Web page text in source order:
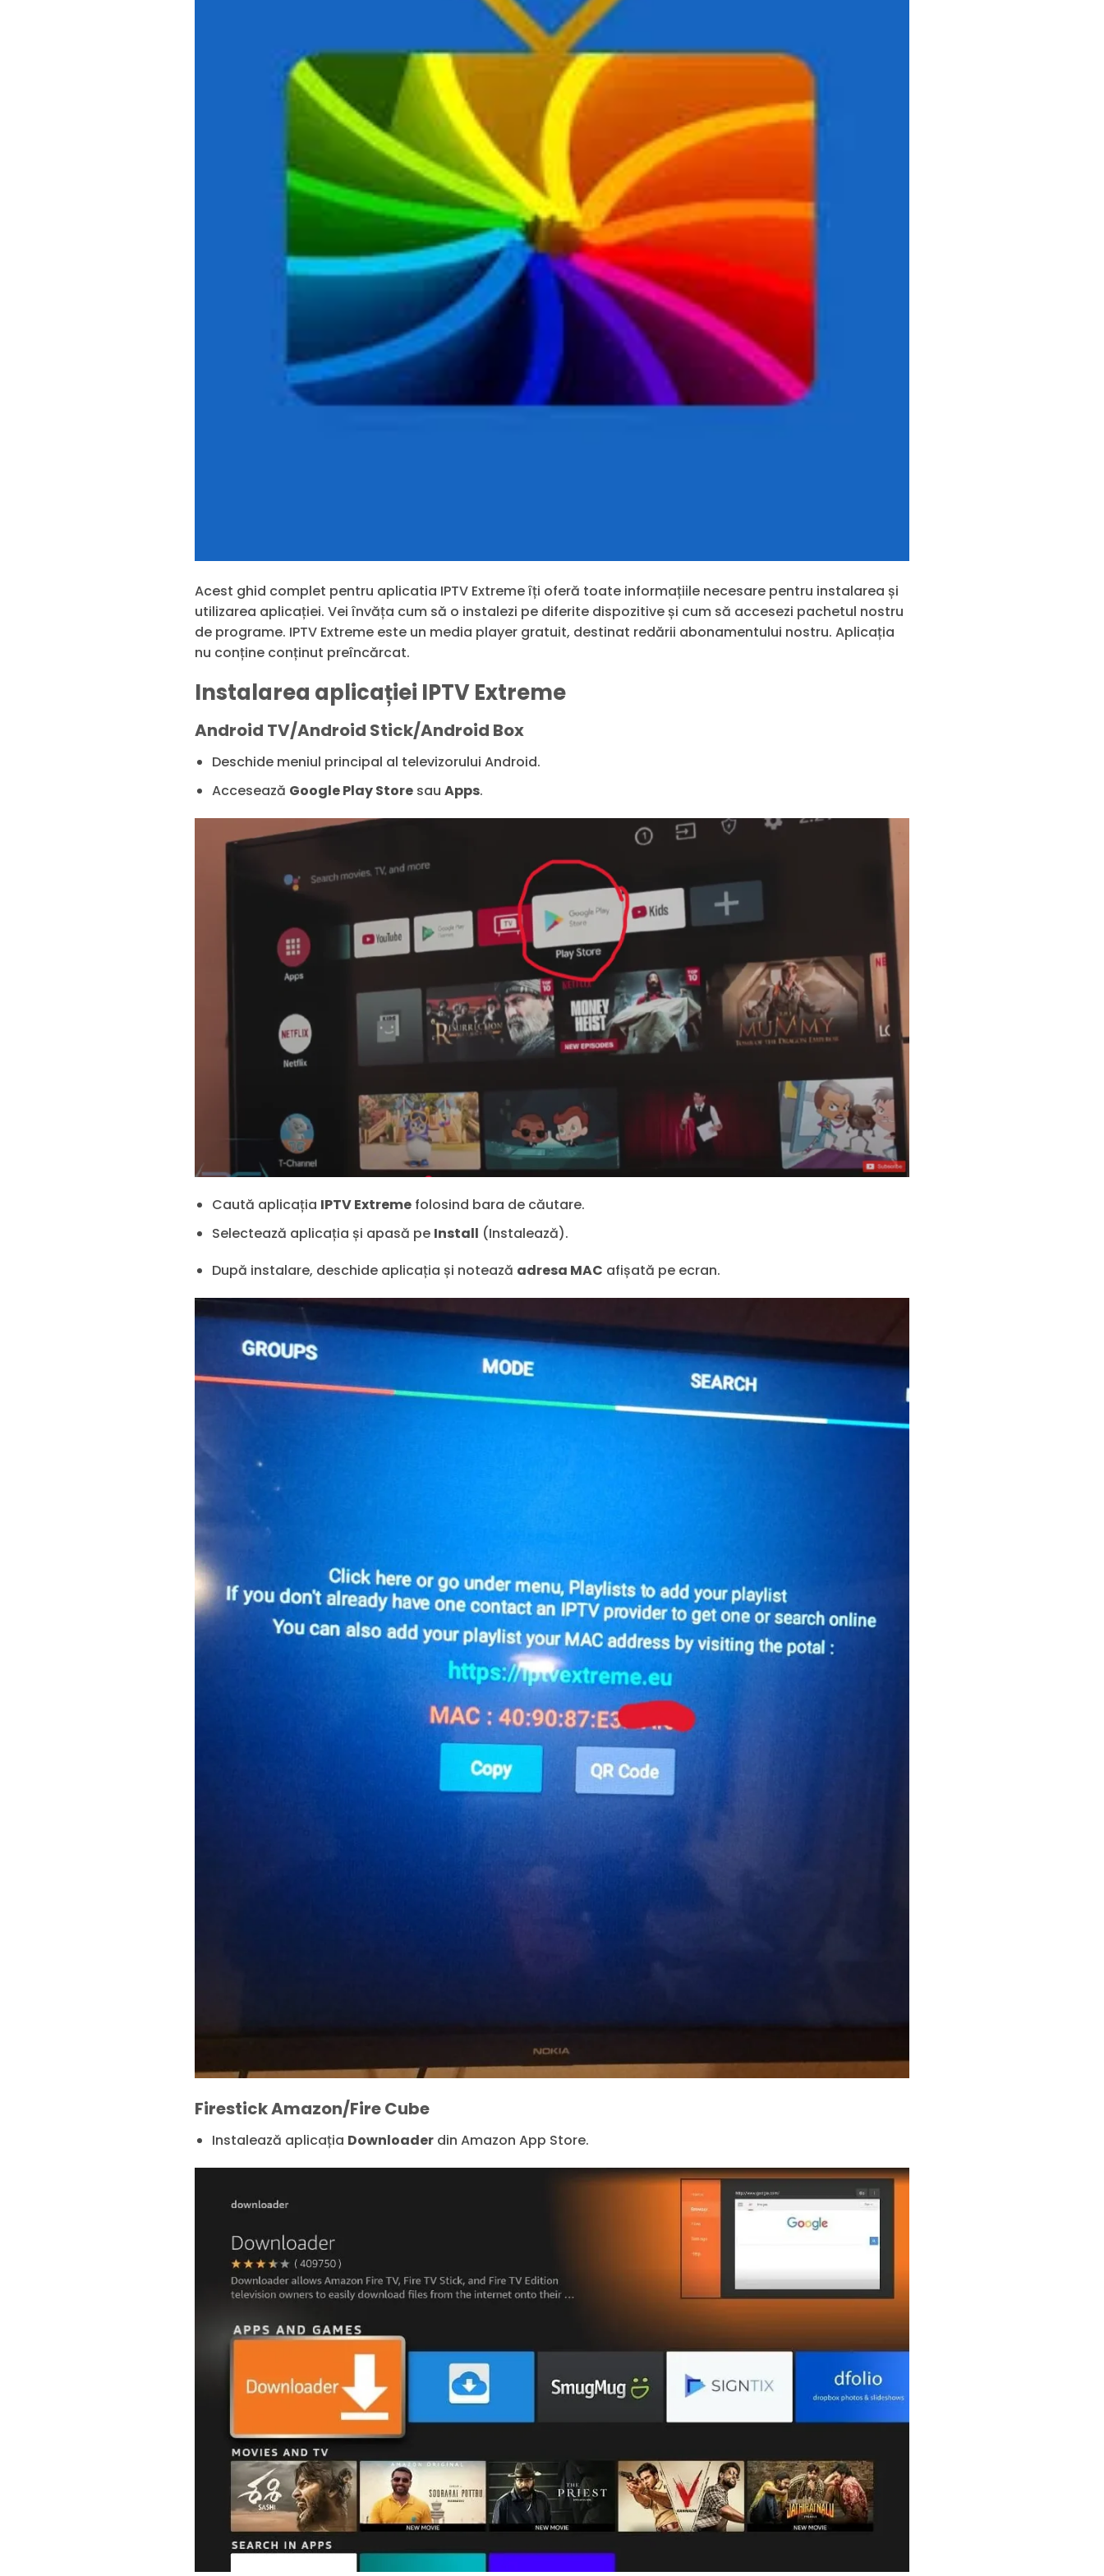
Acest ghid complet pentru aplicatia IPTV Extreme îți oferă toate informațiile necesare pentru instalarea și
utilizarea aplicației. Vei învăța cum să o instalezi pe diferite dispozitive și cum să accesezi pachetul nostru
de programe. IPTV Extreme este un media player gratuit, destinat redării abonamentului nostru. Aplicația
nu conține conținut preîncărcat.
Instalarea aplicației IPTV Extreme
Android TV/Android Stick/Android Box
Deschide meniul principal al televizorului Android.
Accesează Google Play Storesau Apps.
Caută aplicația IPTV Extremefolosind bara de căutare.
Selectează aplicația și apasă pe Install (Instalează).
După instalare, deschide aplicația și notează adresa MAC afișată pe ecran.
Firestick Amazon/Fire Cube
Instalează aplicația Downloaderdin Amazon App Store.